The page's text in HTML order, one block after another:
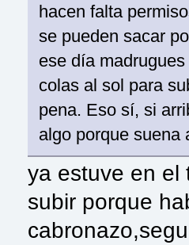
hacen falta
se pueden sacar
ese día
colas al sol para
pena. Eso sí, si
algo porque suena
ya estuve en el
subir porque